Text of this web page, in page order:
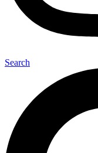
Search